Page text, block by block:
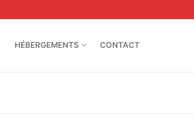
HÉBERGEMENTS CONTACT